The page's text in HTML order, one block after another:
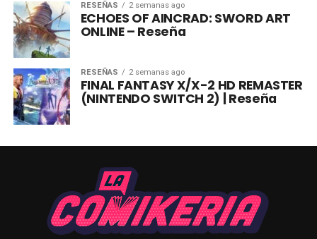
RESEÑAS 2 semanas ago
ECHOES OF AINCRAD: SWORD ART
ONLINE – Reseña
RESEÑAS 2 semanas ago
FINAL FANTASY X/X-2 HD REMASTER
(NINTENDO SWITCH 2) | Reseña